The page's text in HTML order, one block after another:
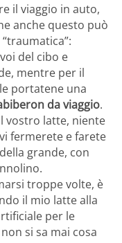
il viaggio in auto,
anche questo può
del cibo e
mentre per il
portatene una
da viaggio.
vostro latte, niente
fermerete e farete
grande, con
troppe volte, è
il mio latte alla
per le
non si sa mai cosa